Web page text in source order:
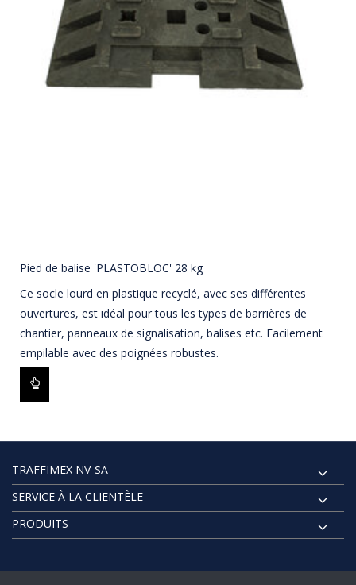
Pied de balise 'PLASTOBLOC' 28 kg
Ce socle lourd en plastique recyclé, avec ses différentes
ouvertures, est idéal pour tous les types de barrières de
chantier, panneaux de signalisation, balises etc. Facilement
empilable avec des poignées robustes.
TRAFFIMEX NV-SA
SERVICE À LA CLIENTÈLE
PRODUITS